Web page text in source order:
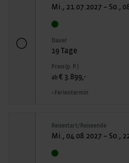
Mi., 21.07.2027 – So.,
Dauer
19 Tage
Preis (p. P.)
ab € 3.899,-
• Ferientermin
Reisestart/Reiseende
Mi., 04.08.2027 – So.,